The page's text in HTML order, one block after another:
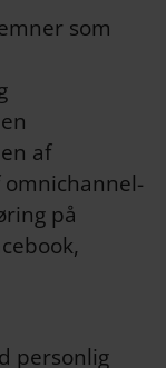
som
af
på
personlig